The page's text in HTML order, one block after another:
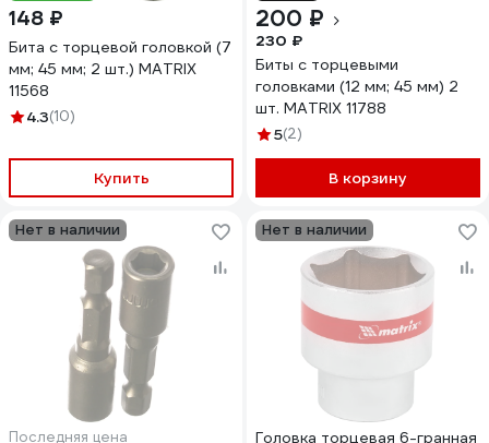
148 ₽
Бита с торцевой головкой (7
мм; 45 мм; 2 шт.) MATRIX
11568
4.3(10)
Купить
200 ₽
230 ₽
Биты с торцевыми
головками (12 мм; 45 мм) 2
шт. MATRIX 11788
5(2)
В корзину
Нет в наличии
Последняя цена
Нет в наличии
Головка торцевая 6-гранная